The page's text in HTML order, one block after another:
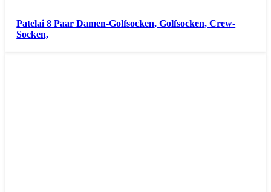
Patelai 8 Paar Damen-Golfsocken, Golfsocken, Crew-
Socken,